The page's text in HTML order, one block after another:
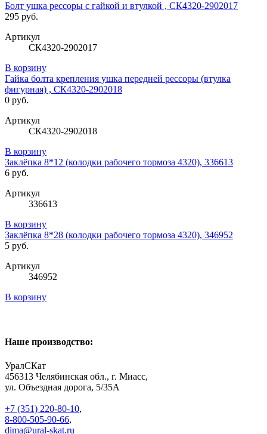
Болт ушка рессоры с гайкой и втулкой , СК4320-2902017
295 руб.
Артикул
СК4320-2902017
В корзину
Гайка болта крепления ушка передней рессоры (втулка
фигурная) , СК4320-2902018
0 руб.
Артикул
СК4320-2902018
В корзину
Заклёпка 8*12 (колодки рабочего тормоза 4320), 336613
6 руб.
Артикул
336613
В корзину
Заклёпка 8*28 (колодки рабочего тормоза 4320), 346952
5 руб.
Артикул
346952
В корзину
Наше производство:
УралСКат
456313 Челябинская обл., г. Миасс,
ул. Объездная дорога, 5/35А
+7 (351) 220-80-10,
8-800-505-90-66,
dima@ural-skat.ru